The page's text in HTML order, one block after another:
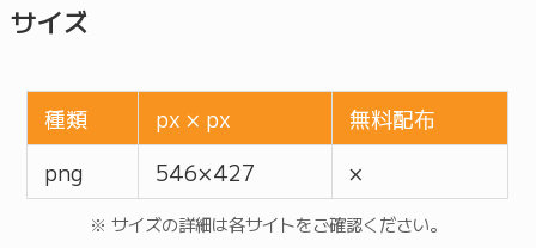
サイズ
種類 px × px
無料配布
png
546 × 427 ×
※ サイズの詳細は各サイトをご確認ください。